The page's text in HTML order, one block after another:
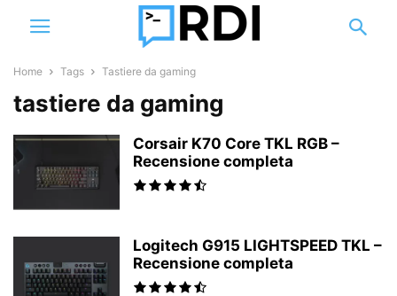
Home Tags Tastiere da gaming
tastiere da gaming
Corsair K70 Core TKL RGB –
Recensione completa
Logitech G915 LIGHTSPEED TKL –
Recensione completa